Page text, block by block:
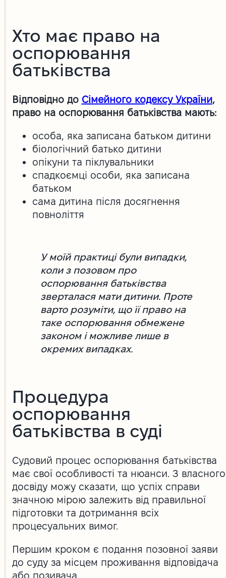
Хто має право на
оспорювання
батьківства
Відповідно до Сімейного кодексу України,
право на оспорювання батьківства мають:
особа, яка записана батьком дитини
біологічний батько дитини
опікуни та піклувальники
спадкоємці особи, яка записана
батьком
сама дитина після досягнення
повноліття
У моїй практиці були випадки,
коли з позовом про
оспорювання батьківства
зверталася мати дитини. Проте
варто розуміти, що її право на
таке оспорювання обмежене
законом і можливе лише в
окремих випадках.
Процедура
оспорювання
батьківства в суді
Судовий процес оспорювання батьківства
має свої особливості та нюанси. З власного
досвіду можу сказати, що успіх справи
значною мірою залежить від правильної
підготовки та дотримання всіх
процесуальних вимог.
Першим кроком є подання позовної заяви
до суду за місцем проживання відповідача
або позивача.